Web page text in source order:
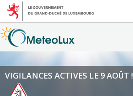
VIGILANCES ACTIVES LE 9 AOÛT !